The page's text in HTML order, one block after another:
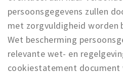
Winkelgebieden
Parkeren
Bezienswaardigheden
persoonsgegevens zullen
met zorgvuldigheid worden
Wet bescherming
relevante wet- en
cookiestatement